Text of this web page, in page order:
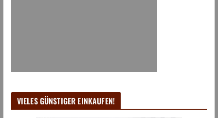
VIELES GÜNSTIGER EINKAUFEN!